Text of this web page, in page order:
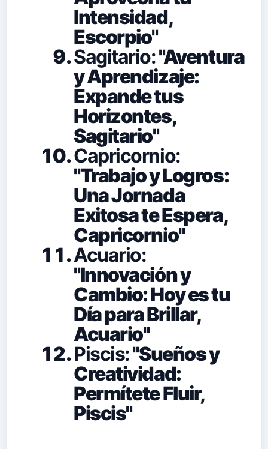
Intensidad,
Escorpio"
Sagitario:"Aventura
y Aprendizaje:
Expande tus
Horizontes,
Sagitario"
Capricornio:
"Trabajo y Logros:
Una Jornada
Exitosa te Espera,
Capricornio"
Acuario:
"Innovación y
Cambio: Hoy es tu
Día para Brillar,
Acuario"
Piscis:"Sueños y
Creatividad:
Permítete Fluir,
Piscis"